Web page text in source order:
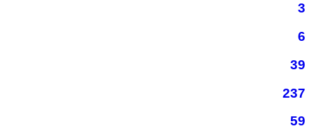
3
6
39
237
59